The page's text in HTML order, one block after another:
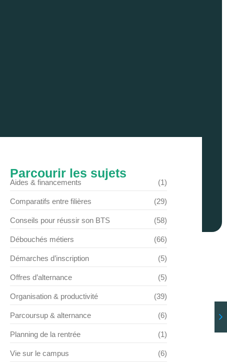
Parcourir les sujets
Aides & financements (1)
Comparatifs entre filières (29)
Conseils pour réussir son BTS (58)
Débouchés métiers (66)
Démarches d’inscription (5)
Offres d’alternance (5)
Organisation & productivité (39)
Parcoursup & alternance (6)
Planning de la rentrée (1)
Vie sur le campus (6)